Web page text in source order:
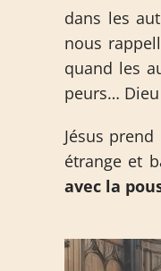
dans les
nous
quand les
peurs…
Jésus
étrange et
avec la